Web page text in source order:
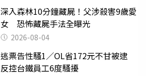
深入森林10分鐘藏屍！父涉殺害9歲愛
女 恐怖藏屍手法全曝光
2026-08-04
逃票告性騷1／OL省172元不甘被逮
反控台鐵員工6度騷擾